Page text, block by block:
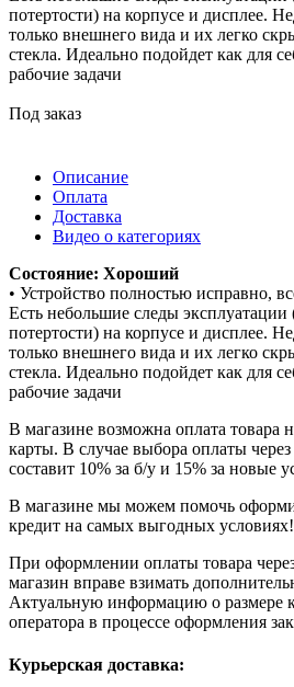
потертости) на корпусе и дисплее.
только внешнего вида и их легко
стекла. Идеально подойдет как для
рабочие задачи
Под заказ
Описание
Оплата
Доставка
Видео о категориях
Состояние: Хороший
• Устройство полностью исправно,
Есть небольшие следы
потертости) на корпусе и дисплее.
только внешнего вида и их легко
стекла. Идеально подойдет как для
рабочие задачи
В магазине возможна оплата
карты. В случае выбора оплаты
составит 10% за б/у и 15% за новые
В магазине мы можем помочь
кредит на самых выгодных условиях!
При оформлении оплаты товара
магазин вправе взимать
Актуальную информацию о размере
оператора в процессе оформления
Курьерская доставка: